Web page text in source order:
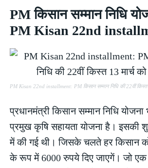
PM किसान सम्मान निधि
PM Kisan 22nd
PM Kisan 22nd installment: PM किसान सम्मान निधि की 22वीं किस्त
प्रधानमंत्री किसान सम्मान निधि
प्रमुख कृषि सहायता योजना है। इसकी
में की गई थी। जिसके चलते हर किसान
के रूप में 6000 रुपये दिए जाएगें। जो एक